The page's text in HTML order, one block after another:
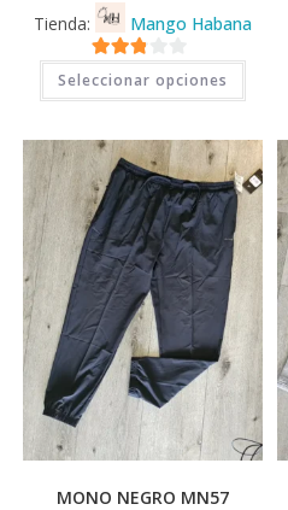
Tienda: Mango Habana
2.71
de 5
Seleccionar opciones
Este
tiene
Las
se
elegir
página
MONO NEGRO MN57